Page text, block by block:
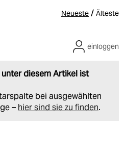
Neueste / Älteste
diesem Artikel ist
bei ausgewählten
– hier sind sie zu finden.
einloggen